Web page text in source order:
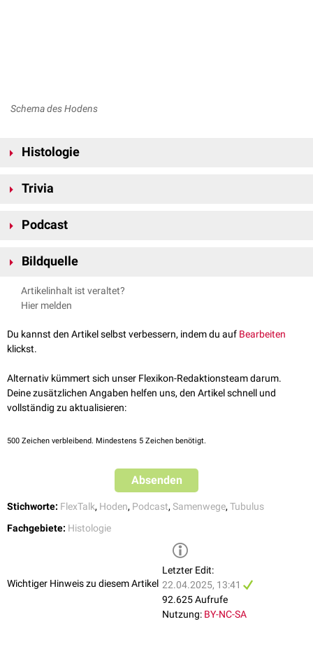
Schema des Hodens
Histologie
Tubuli seminiferi contorti
Hauptbestandteil des
Die Tubuli seminiferi contorti sind mit einem
das aus zwei Zelltypen besteht:
den Stützzellen oderSertoli-Zellen, die das eigentliche Epithelgewebe
bilden
Spermatogenesebefinden. Vonbasalnachluminalnimmt die
Differenzierungder Keimzellen dabei zu. Aus den Spermatogonien
entwickeln sich dabei ausdifferenzierte Spermien.
umgeben. Jenseits der Basalmembran finden sich
Tubuli seminiferi recti , kurz Tubuli recti
, sind die gerade verlaufende
Hodenkanälchen, welche die Tubuli seminiferi contorti mit dem Rete
testis verbinden. Sie sind mit einem einschichtigen Epithel ausgekleidet,
Gangabfolge
Trivia
320 Meter.
Podcast
FlexTalk - Kronjuwelen unter der
Haube: Die Hoden
Bildquelle
Artikelinhalt ist veraltet?
Hier melden
Du kannst den Artikel selbst verbessern, indem du auf Bearbeiten
klickst.
Alternativ kümmert sich unser Flexikon-Redaktionsteam darum.
Deine zusätzlichen Angaben helfen uns, den Artikel schnell und
vollständig zu aktualisieren:
500 Zeichen verbleibend. Mindestens 5 Zeichen benötigt.
Absenden
Stichworte: FlexTalk, Hoden, Podcast, Samenwege, Tubulus
Fachgebiete: Histologie
Wichtiger Hinweis zu diesem Artikel
Letzter Edit:
22.04.2025, 13:41
92.625 Aufrufe
Nutzung: BY-NC-SA